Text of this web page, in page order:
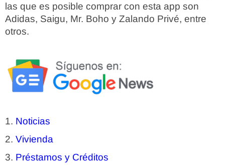
las que es posible comprar con esta app son
Adidas, Saigu, Mr. Boho y Zalando Privé, entre
otros.
Noticias
Vivienda
Préstamos y Créditos